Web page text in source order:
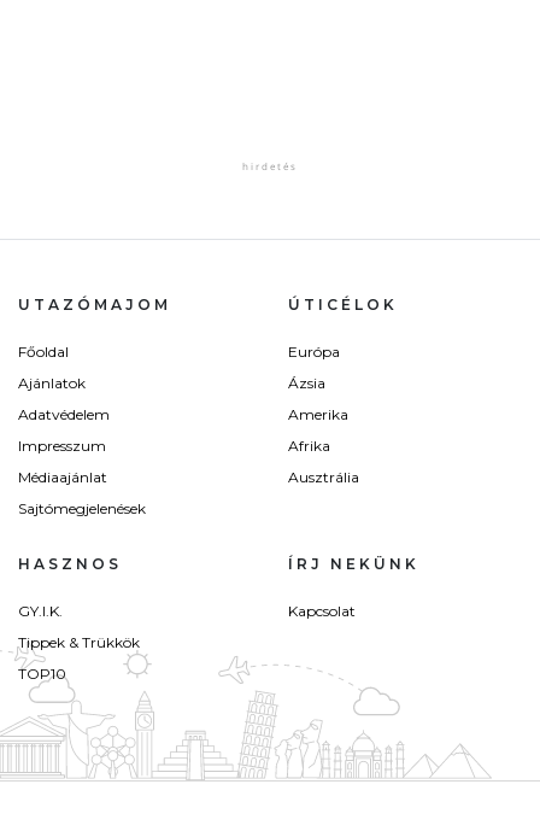
UTAZÓMAJOM
Főoldal
Ajánlatok
Adatvédelem
Impresszum
Médiaajánlat
Sajtómegjelenések
ÚTICÉLOK
Európa
Ázsia
Amerika
Afrika
Ausztrália
HASZNOS
GY.I.K.
Tippek & Trükkök
TOP10
ÍRJ NEKÜNK
Kapcsolat